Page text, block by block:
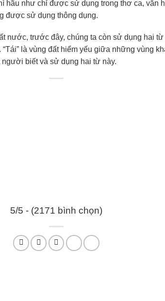
hầu như chỉ được sử dụng trong thơ ca, văn
được sử dụng thông dụng.
nước, trước đây, chúng ta còn sử dụng hai từ
là vùng đất hiểm yếu giữa những vùng
biết và sử dụng hai từ này.
5/5 - (2171 bình chọn)